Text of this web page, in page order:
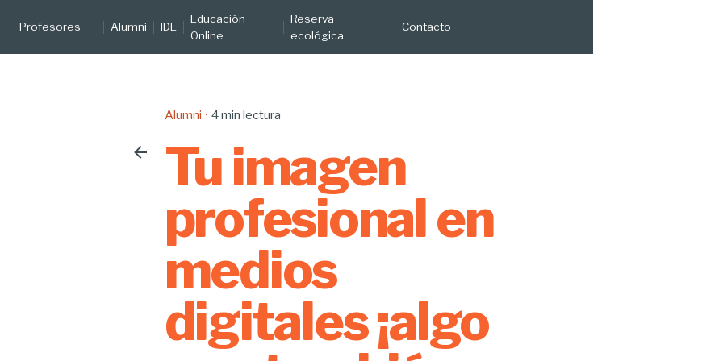
Profesores Alumni IDE
Educación
Online
Reserva
ecológica
Contacto
Alumni 4 min lectura
Tu imagen
profesional en
medios
digitales ¡algo